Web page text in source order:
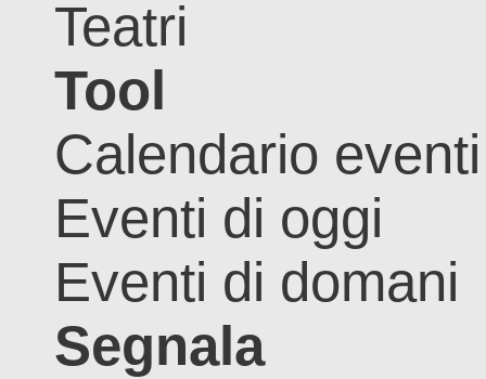
Teatri
Tool
Calendario eventi
Eventi di oggi
Eventi di domani
Segnala